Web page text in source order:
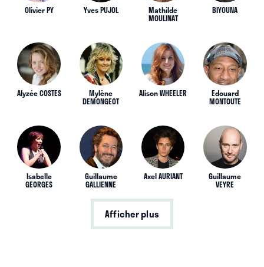
Olivier PY Yves PUJOL Mathilde
MOULINAT
BIYOUNA
Alyzée COSTES Mylène
DEMONGEOT
Alison WHEELER Edouard
MONTOUTE
Isabelle
GEORGES
Guillaume
GALLIENNE
Axel AURIANT Guillaume
VEYRE
Afficher plus